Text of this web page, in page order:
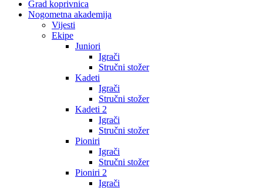
Grad koprivnica
Nogometna akademija
Vijesti
Ekipe
Juniori
Igrači
Stručni stožer
Kadeti
Igrači
Stručni stožer
Kadeti 2
Igrači
Stručni stožer
Pioniri
Igrači
Stručni stožer
Pioniri 2
Igrači